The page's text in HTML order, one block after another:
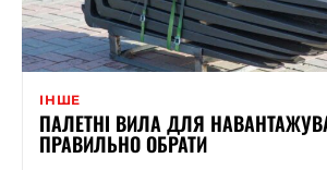
ІНШЕ
ПАЛЕТНІ ВИЛА ДЛЯ
ПРАВИЛЬНО ОБРАТИ